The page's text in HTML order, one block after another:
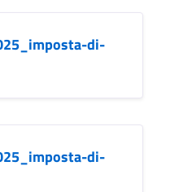
di-
di-